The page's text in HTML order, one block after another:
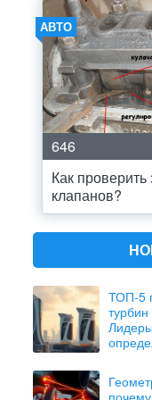
АВТО
646
Как проверить
клапанов?
ТОП-5
турбин